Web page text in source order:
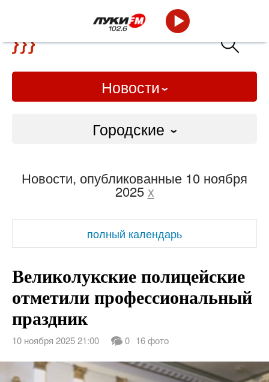
Новости
Городские
Слово Дело
Народные
ВТРК
Новости, опубликованные 10 ноября
2025 x
полный календарь
Великолукские полицейские
отметили профессиональный
праздник
10 ноября 2025 21:00 0 16 фото